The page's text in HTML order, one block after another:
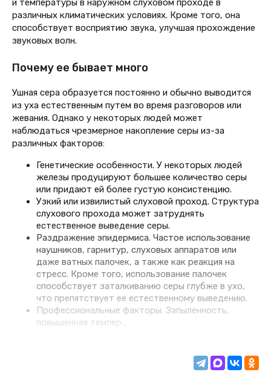
и температуры в наружном слуховом проходе в
различных климатических условиях. Кроме того, она
способствует восприятию звука, улучшая прохождение
звуковых волн.
Почему ее бывает много
Ушная сера образуется постоянно и обычно выводится
из уха естественным путем во время разговоров или
жевания. Однако у некоторых людей может
наблюдаться чрезмерное накопление серы из-за
различных факторов:
Генетические особенности. У некоторых людей
железы продуцируют большее количество серы
или придают ей более густую консистенцию.
Узкий или извилистый слуховой проход. Структура
слухового прохода может затруднять
естественное выведение серы.
Раздражение эпидермиса. Частое использование
наушников, гарнитур, слуховых аппаратов или
даже ватных палочек, а также как реакция на
стресс. Кроме того, использование палочек
способствует заталкиванию серы глубже в ухо,
что препятствует ее естественному выведению.
Профессиональные факторы. Запыленность,
повышенная темпер...